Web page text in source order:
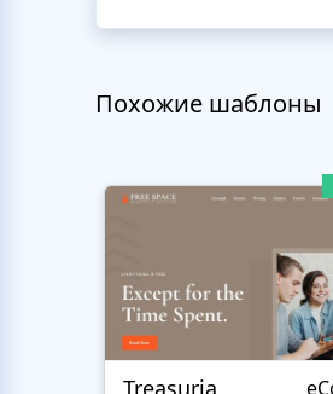
Похожие шаблоны